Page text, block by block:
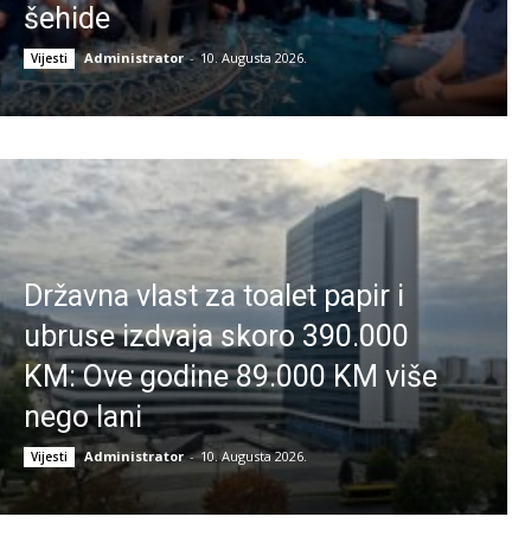
šehide
Vijesti Administrator - 10. Augusta 2026.
Državna vlast za toalet papir i
ubruse izdvaja skoro 390.000
KM: Ove godine 89.000 KM više
nego lani
Vijesti Administrator - 10. Augusta 2026.